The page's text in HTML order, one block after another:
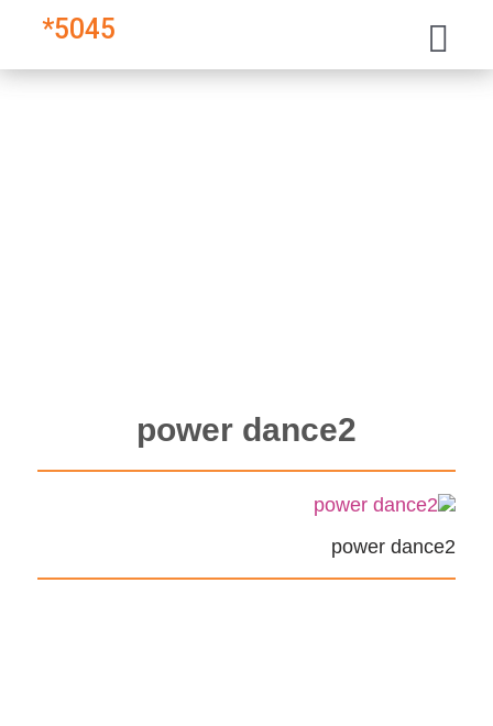
5045
*
power dance2
power dance2